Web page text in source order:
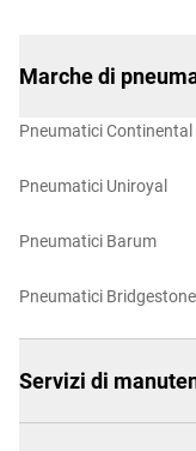
Marche di
Pneumatici Continental
Pneumatici Uniroyal
Pneumatici Barum
Pneumatici Bridgestone
Servizi di